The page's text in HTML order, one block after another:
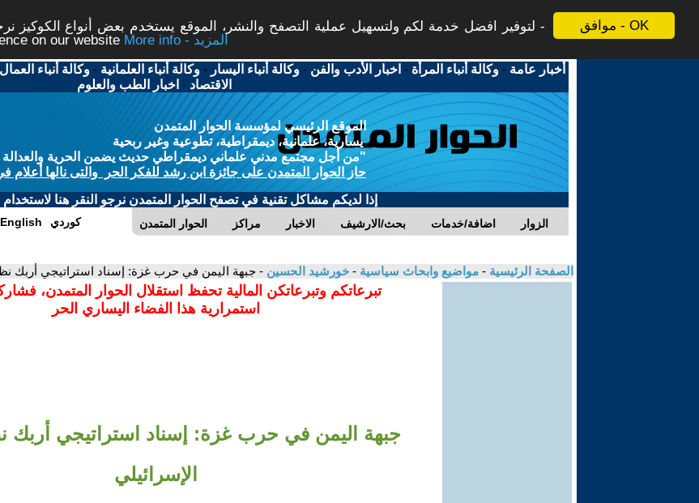
موافق - OK
لتوفير افضل خدمة لكم ولتسهيل عملية التصفح والنشر، الموقع يستخدم بعض أنواع الكوكيز
on our website
More info - المزيد
أخبار عامة -وكالة أنباء المرأة - اخبار الأدب والفن -وكالة أنباء اليسار -وكالة أنباء العلمانية -وكالة أنباء العمال
الاقتصاد - اخبار الطب والعلوم
الموقع الرئيسي لمؤسسة الحوار المتمدن
يسارية، علمانية، ديمقراطية، تطوعية وغير ربحية
"من أجل مجتمع مدني علماني ديمقراطي حديث يضمن الحرية والعدالة
حاز الحوار المتمدن على جائزة ابن رشد للفكر الحر والتى نالها أعلام
إذا لديكم مشاكل تقنية في تصفح الحوار المتمدن نرجو النقر هنا لاستخدام
الحوار المتمدن مراكز الاخبار بحث/الارشيف اضافة/خدمات الزوار English كوردي
الصفحة الرئيسية - مواضيع وابحاث سياسية - خورشيد الحسين - جبهة اليمن في حرب غزة: إسناد استراتيجي أربك
تبرعاتكم وتبرعاتكن المالية تحفظ استقلال الحوار المتمدن،
استمرارية هذا الفضاء اليساري الحر
جبهة اليمن في حرب غزة: إسناد استراتيجي أربك
الإسرائيلي